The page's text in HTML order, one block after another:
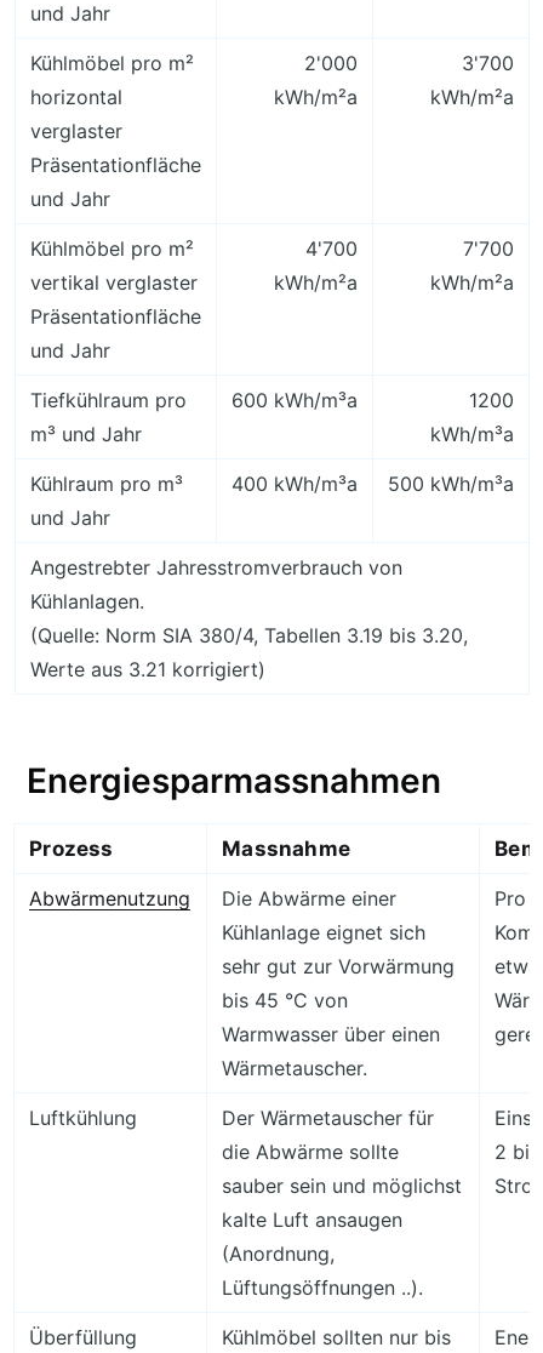
und Jahr
Kühlmöbel pro m²
horizontal
verglaster
Präsentationfläche
und Jahr
2'000
kWh/m²a
3'700
kWh/m²a
Kühlmöbel pro m²
vertikal verglaster
Präsentationfläche
und Jahr
4'700
kWh/m²a
7'700
kWh/m²a
Tiefkühlraum pro
m³ und Jahr
600 kWh/m³a
1200
kWh/m³a
Kühlraum pro m³
und Jahr
400 kWh/m³a 500 kWh/m³a
Angestrebter Jahresstromverbrauch von
Kühlanlagen.
(Quelle: Norm SIA 380/4, Tabellen 3.19 bis 3.20,
Werte aus 3.21 korrigiert)
Energiesparmassnahmen
Prozess Massnahme
Abwärmenutzung
Die Abwärme einer
Kühlanlage eignet sich
sehr gut zur Vorwärmung
bis 45 °C von
Warmwasser über einen
Wärmetauscher.
Pro
Luftkühlung
Der Wärmetauscher für
die Abwärme sollte
sauber sein und möglichst
kalte Luft ansaugen
(Anordnung,
Lüftungsöffnungen ..).
2 bis
Überfüllung
Kühlmöbel sollten nur bis